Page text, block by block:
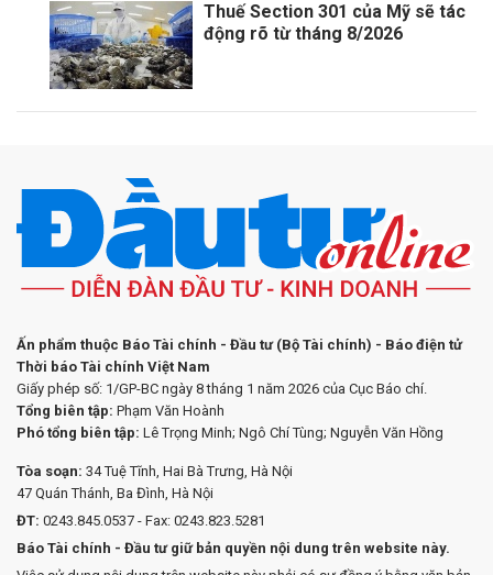
Thuế Section 301 của Mỹ sẽ tác
động rõ từ tháng 8/2026
Ấn phẩm thuộc Báo Tài chính - Đầu tư (Bộ Tài chính) - Báo điện tử
Thời báo Tài chính Việt Nam
Giấy phép số: 1/GP-BC ngày 8 tháng 1 năm 2026 của Cục Báo chí.
Tổng biên tập: Phạm Văn Hoành
Phó tổng biên tập: Lê Trọng Minh; Ngô Chí Tùng; Nguyễn Văn Hồng
Tòa soạn: 34 Tuệ Tĩnh, Hai Bà Trưng, Hà Nội
47 Quán Thánh, Ba Đình, Hà Nội
ĐT: 0243.845.0537 - Fax: 0243.823.5281
Báo Tài chính - Đầu tư giữ bản quyền nội dung trên website này.